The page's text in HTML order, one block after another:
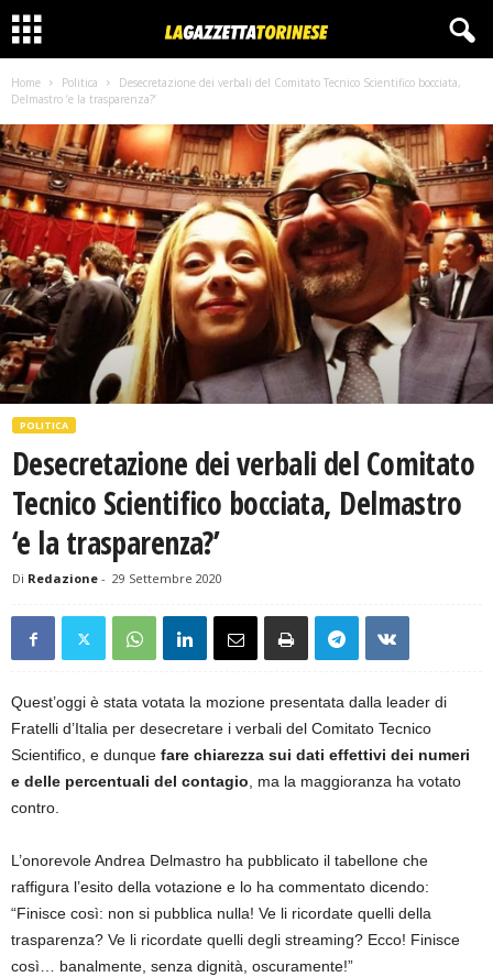
Home Politica
Desecretazione dei verbali del Comitato Tecnico Scientifico bocciata,
Delmastro ‘e la trasparenza?’
POLITICA
Desecretazione dei verbali del Comitato
Tecnico Scientifico bocciata, Delmastro
‘e la trasparenza?’
Di Redazione - 29 Settembre 2020
Quest’oggi è stata votata la mozione presentata dalla leader di
Fratelli d’Italia per desecretare i verbali del Comitato Tecnico
Scientifico, e dunque fare chiarezza sui dati effettivi dei numeri
e delle percentuali del contagio, ma la maggioranza ha votato
contro.
L’onorevole Andrea Delmastro ha pubblicato il tabellone che
raffigura l’esito della votazione e lo ha commentato dicendo:
“Finisce così: non si pubblica nulla! Ve li ricordate quelli della
trasparenza? Ve li ricordate quelli degli streaming? Ecco! Finisce
così… banalmente, senza dignità, oscuramente!”